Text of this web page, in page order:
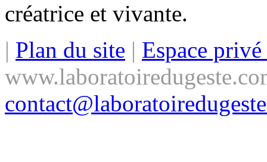
créatrice et vivante.
| Plan du site | Espace privé